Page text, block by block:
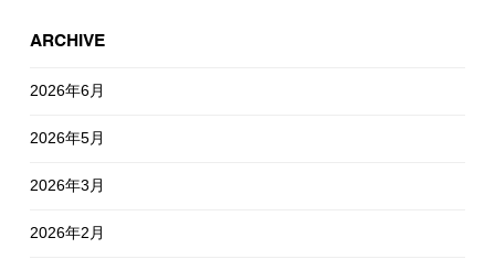
ARCHIVE
2026年6月
2026年5月
2026年3月
2026年2月